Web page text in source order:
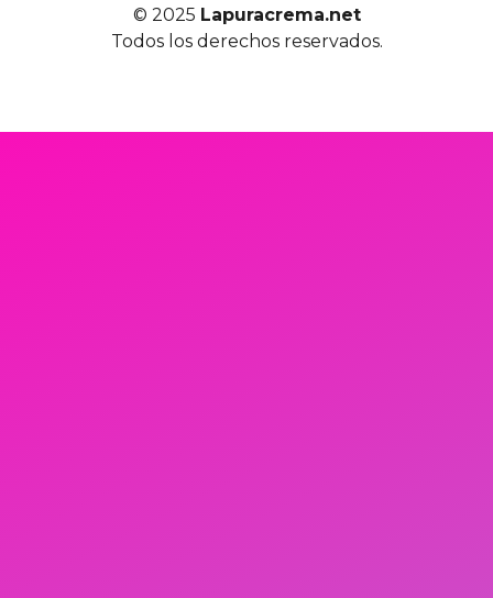
© 2025 Lapuracrema.net
Todos los derechos reservados.